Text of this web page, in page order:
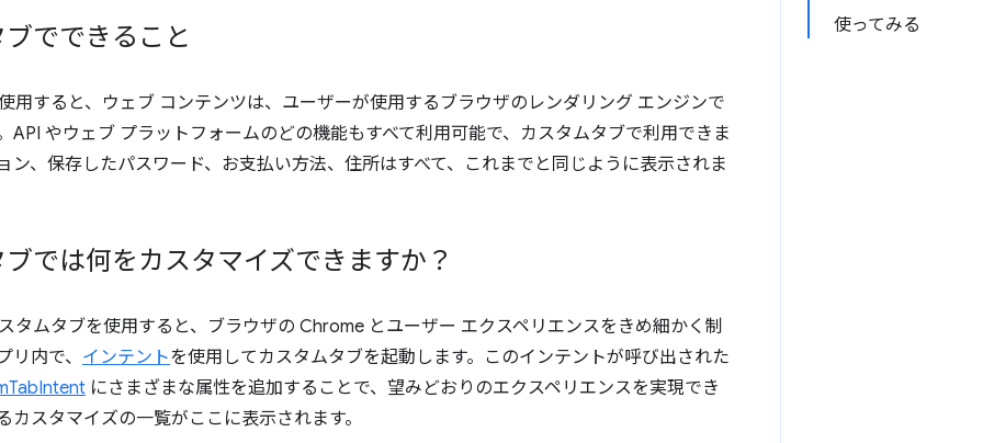
使ってみる
でできること
用すると、ウェブ コンテンツは、ユーザーが使用するブラウザのレンダリング エンジンで
API やウェブ プラットフォームのどの機能もすべて利用可能で、カスタムタブで利用できま
ン、保存したパスワード、お支払い方法、住所はすべて、これまでと同じように表示されま
では何をカスタマイズできますか？
タムタブを使用すると、ブラウザの Chrome とユーザー エクスペリエンスをきめ細かく制
リ内で、 インテントを使用してカスタムタブを起動します。このインテントが呼び出された
にさまざまな属性を追加することで、望みどおりのエクスペリエンスを実現でき
カスタマイズの一覧がここに表示されます。